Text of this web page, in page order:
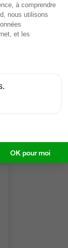
à comprendre
nous utilisons
et les
OK pour moi